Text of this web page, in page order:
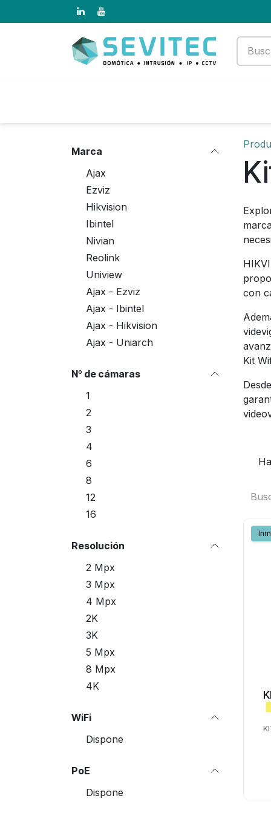
Marca
Ajax
Ezviz
Hikvision
Ibintel
Nivian
Reolink
Uniview
Ajax - Ezviz
Ajax - Ibintel
Ajax - Hikvision
Ajax - Uniarch
Nº de cámaras
1
2
3
4
6
8
12
16
Resolución
2 Mpx
3 Mpx
4 Mpx
2K
3K
5 Mpx
8 Mpx
4K
WiFi
Dispone
PoE
Dispone
con
Kit